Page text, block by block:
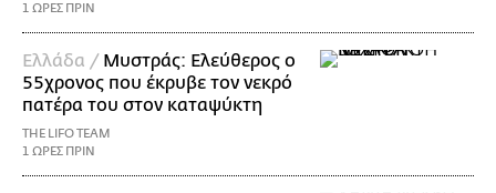
1 ΩΡΕΣ ΠΡΙΝ
Ελλάδα / Μυστράς: Ελεύθερος ο
55χρονος που έκρυβε τον νεκρό
πατέρα του στον καταψύκτη
THE LIFO TEAM
1 ΩΡΕΣ ΠΡΙΝ